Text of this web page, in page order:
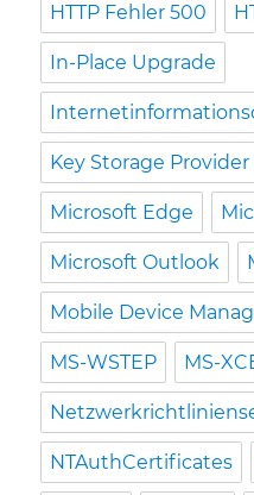
HTTP Fehler 500
In-Place Upgrade
Key Storage Provider
Microsoft Edge
Microsoft Outlook
Mobile Device
MS-WSTEP MS-
NTAuthCertificates